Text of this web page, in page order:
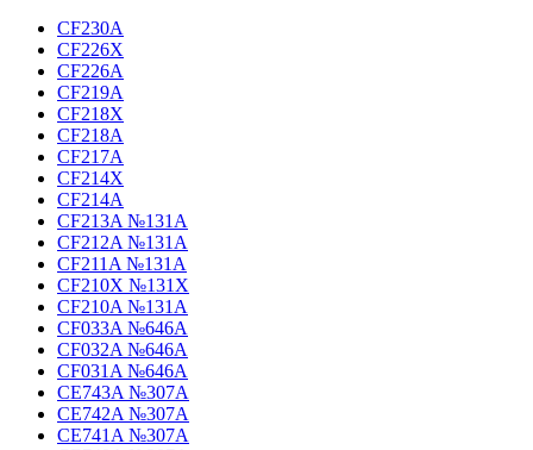
CF230A
CF226X
CF226A
CF219A
CF218X
CF218A
CF217A
CF214X
CF214A
CF213A №131A
CF212A №131A
CF211A №131A
CF210X №131X
CF210A №131A
CF033A №646A
CF032A №646A
CF031A №646A
CE743A №307A
CE742A №307A
CE741A №307A